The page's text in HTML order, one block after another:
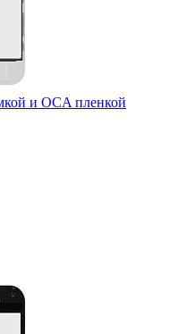
и OCA пленкой